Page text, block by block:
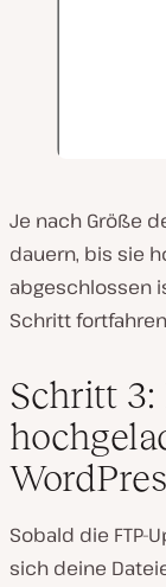
Je nach Größe
dauern, bis sie
abgeschlossen
Schritt
Schritt 3:
Sobald die
sich deine